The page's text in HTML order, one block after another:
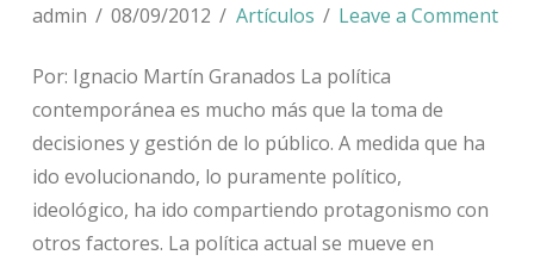
admin 08/09/2012 Artículos Leave a Comment
Por: Ignacio Martín Granados La política
contemporánea es mucho más que la toma de
decisiones y gestión de lo público. A medida que ha
ido evolucionando, lo puramente político,
ideológico, ha ido compartiendo protagonismo con
otros factores. La política actual se mueve en